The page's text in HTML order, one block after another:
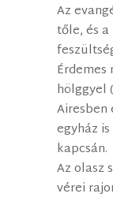
Az
tőle, és
hölggyel
egyház
kapcsán.
Az olasz
vérei